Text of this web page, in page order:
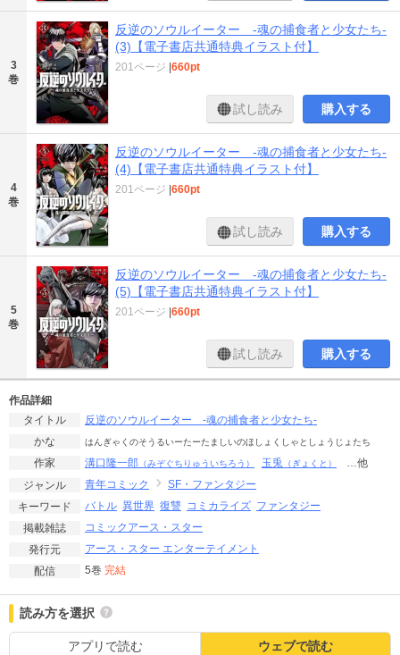
3
巻
反逆のソウルイーター -魂の捕食者と少女たち-
(3)【電子書店共通特典イラスト付】
201ページ 660pt
試し読み 購入する
4
巻
反逆のソウルイーター -魂の捕食者と少女たち-
(4)【電子書店共通特典イラスト付】
201ページ 660pt
試し読み 購入する
5
巻
反逆のソウルイーター -魂の捕食者と少女たち-
(5)【電子書店共通特典イラスト付】
201ページ 660pt
試し読み 購入する
作品詳細
タイトル
反逆のソウルイーター -魂の捕食者と少女たち-
かな
はんぎゃくのそうるいーたーたましいのほしょくしゃとしょうじょたち
作家 溝口隆一郎 （みぞぐちりゅういちろう） 玉兎 （ぎょくと）
…他
ジャンル
青年コミック
SF・ファンタジー
キーワード
バトル 異世界 復讐 コミカライズ ファンタジー
掲載雑誌
コミックアース・スター
発行元
アース・スター エンターテイメント
配信
5巻 完結
読み方を選択
アプリで読む ウェブで読む